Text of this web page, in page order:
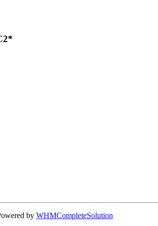
by WHMCompleteSolution